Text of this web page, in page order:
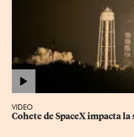
VIDEO
Cohete de SpaceX impacta